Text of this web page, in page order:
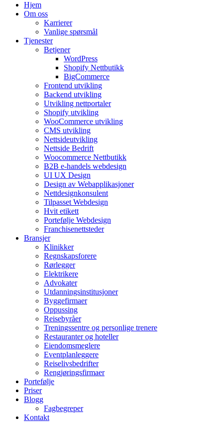
Hjem
Om oss
Karrierer
Vanlige spørsmål
Tjenester
Betjener
WordPress
Shopify Nettbutikk
BigCommerce
Frontend utvikling
Backend utvikling
Utvikling nettportaler
Shopify utvikling
WooCommerce utvikling
CMS utvikling
Nettsideutvikling
Nettside Bedrift
Woocommerce Nettbutikk
B2B e-handels webdesign
UI UX Design
Design av Webapplikasjoner
Nettdesignkonsulent
Tilpasset Webdesign
Hvit etikett
Portefølje Webdesign
Franchisenettsteder
Bransjer
Klinikker
Regnskapsforere
Rørlegger
Elektrikere
Advokater
Utdanningsinstitusjoner
Byggefirmaer
Oppussing
Reisebyråer
Treningssentre og personlige trenere
Restauranter og hoteller
Eiendomsmeglere
Eventplanleggere
Reiselivsbedrifter
Rengjøringsfirmaer
Portefølje
Priser
Blogg
Fagbegreper
Kontakt